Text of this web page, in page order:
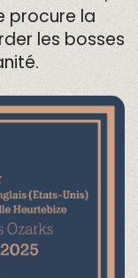
procure la
les bosses